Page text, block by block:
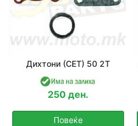
Дихтони (СЕТ) 50 2Т
250 ден.
Повеќе